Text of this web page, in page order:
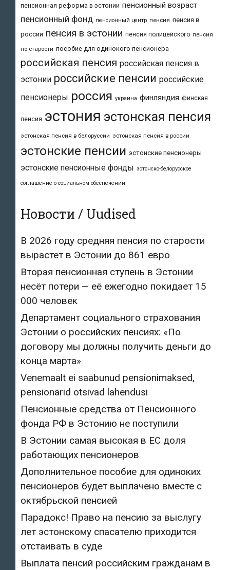
пенсионная реформа в эстонии пенсионный возраст
пенсионный фонд пенсионный центр пенсия пенсия в
россии пенсия в эстонии пенсия полицейского пенсия
по старости пособие для одинокого пенсионера
российская пенсия российская пенсия в
эстонии российские пенсии российские
пенсионеры россия украина финляндия финская
пенсия эстония эстонская пенсия
эстонская пенсия в белоруссии эстонская пенсия в россии
эстонские пенсии эстонские пенсионеры
эстонские пенсионные фонды эстонско-белорусское
соглашение о социальном обеспечении
Новости / Uudised
В 2026 году средняя пенсия по старости
вырастет в Эстонии до 861 евро
Вторая пенсионная ступень в Эстонии
несёт потери — её ежегодно покидает 15
000 человек
Департамент социального страхования
Эстонии о российских пенсиях: «По
договору мы должны получить деньги до
конца марта»
Venemaalt ei saabunud pensionimaksed,
pensionärid otsivad lahendusi
Пенсионные средства от Пенсионного
фонда РФ в Эстонию не поступили
В Эстонии самая высокая в ЕС доля
работающих пенсионеров
Дополнительное пособие для одиноких
пенсионеров будет выплачено вместе с
октябрьской пенсией
Парадокс! Право на пенсию за выслугу
лет эстонскому спасателю приходится
отстаивать в суде
Выплата пенсий российским гражданам в